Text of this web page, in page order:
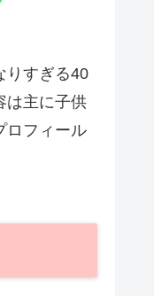
りすぎる40
は主に子供
ロフィール